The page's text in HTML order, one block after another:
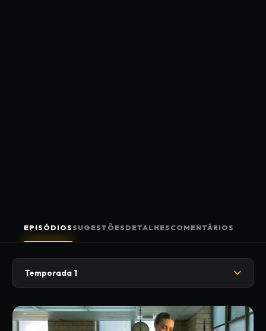
EPISÓDIOSSUGESTÕES DETALHES COMENTÁRIOS
Temporada 1